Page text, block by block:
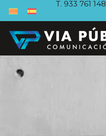
T. 933 761 148